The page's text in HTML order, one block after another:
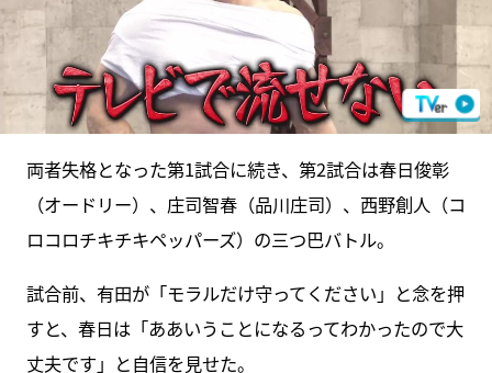
両者失格となった第1試合に続き、第2試合は春日俊彰
（オードリー）、庄司智春（品川庄司）、西野創人（コ
ロコロチキチキペッパーズ）の三つ巴バトル。
試合前、有田が「モラルだけ守ってください」と念を押
すと、春日は「ああいうことになるってわかったので大
丈夫です」と自信を見せた。